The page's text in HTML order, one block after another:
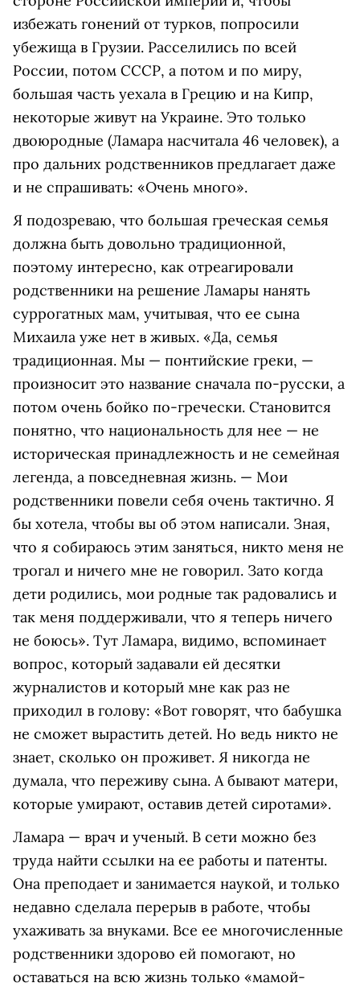
избежать гонений от турков, попросили
убежища в Грузии. Расселились по всей
России, потом СССР, а потом и по миру,
большая часть уехала в Грецию и на Кипр,
некоторые живут на Украине. Это только
двоюродные (Ламара насчитала 46 человек), а
про дальних родственников предлагает даже
и не спрашивать: «Очень много».
Я подозреваю, что большая греческая семья
должна быть довольно традиционной,
поэтому интересно, как отреагировали
родственники на решение Ламары нанять
суррогатных мам, учитывая, что ее сына
Михаила уже нет в живых. «Да, семья
традиционная. Мы — понтийские греки, —
произносит это название сначала по-русски, а
потом очень бойко по-гречески. Становится
понятно, что национальность для нее — не
историческая принадлежность и не семейная
легенда, а повседневная жизнь. — Мои
родственники повели себя очень тактично. Я
бы хотела, чтобы вы об этом написали. Зная,
что я собираюсь этим заняться, никто меня не
трогал и ничего мне не говорил. Зато когда
дети родились, мои родные так радовались и
так меня поддерживали, что я теперь ничего
не боюсь». Тут Ламара, видимо, вспоминает
вопрос, который задавали ей десятки
журналистов и который мне как раз не
приходил в голову: «Вот говорят, что бабушка
не сможет вырастить детей. Но ведь никто не
знает, сколько он проживет. Я никогда не
думала, что переживу сына. А бывают матери,
которые умирают, оставив детей сиротами».
Ламара — врач и ученый. В сети можно без
труда найти ссылки на ее работы и патенты.
Она преподает и занимается наукой, и только
недавно сделала перерыв в работе, чтобы
ухаживать за внуками. Все ее многочисленные
родственники здорово ей помогают, но
оставаться на всю жизнь только «мамой-